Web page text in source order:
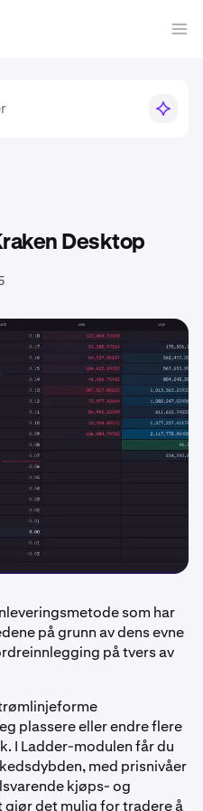
Desktop
som har
på grunn av dens evne
på tvers av
plassere eller endre flere
I Ladder-modulen får du
med prisnivåer
kjøps- og
det mulig for tradere å